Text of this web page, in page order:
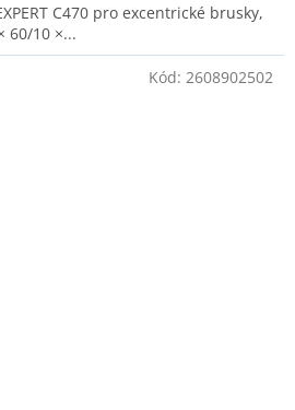
C470 pro excentrické brusky,
60/10 ×...
Kód: 2608902502